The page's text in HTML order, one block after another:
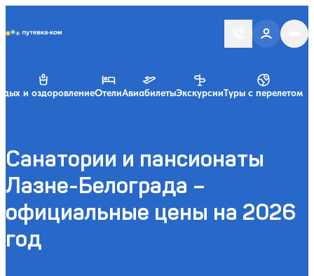
и оздоровлениеОтелиАвиабилетыЭкскурсииТуры с перелетом
Санатории и пансионаты
Лазне-Белограда –
официальные цены на 2026
год